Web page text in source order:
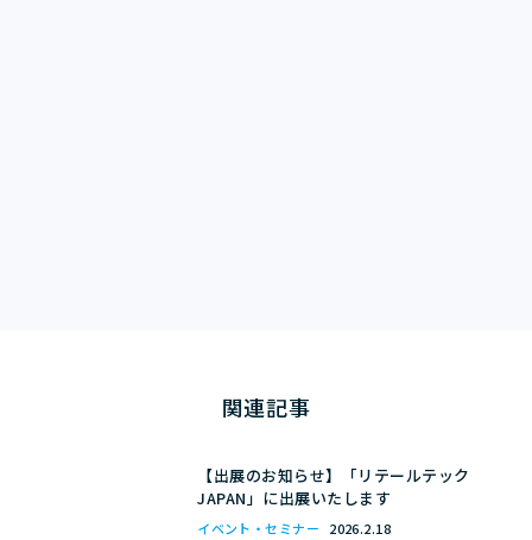
関連記事
【出展のお知らせ】「リテールテック
JAPAN」に出展いたします
イベント・セミナー 2026.2.18